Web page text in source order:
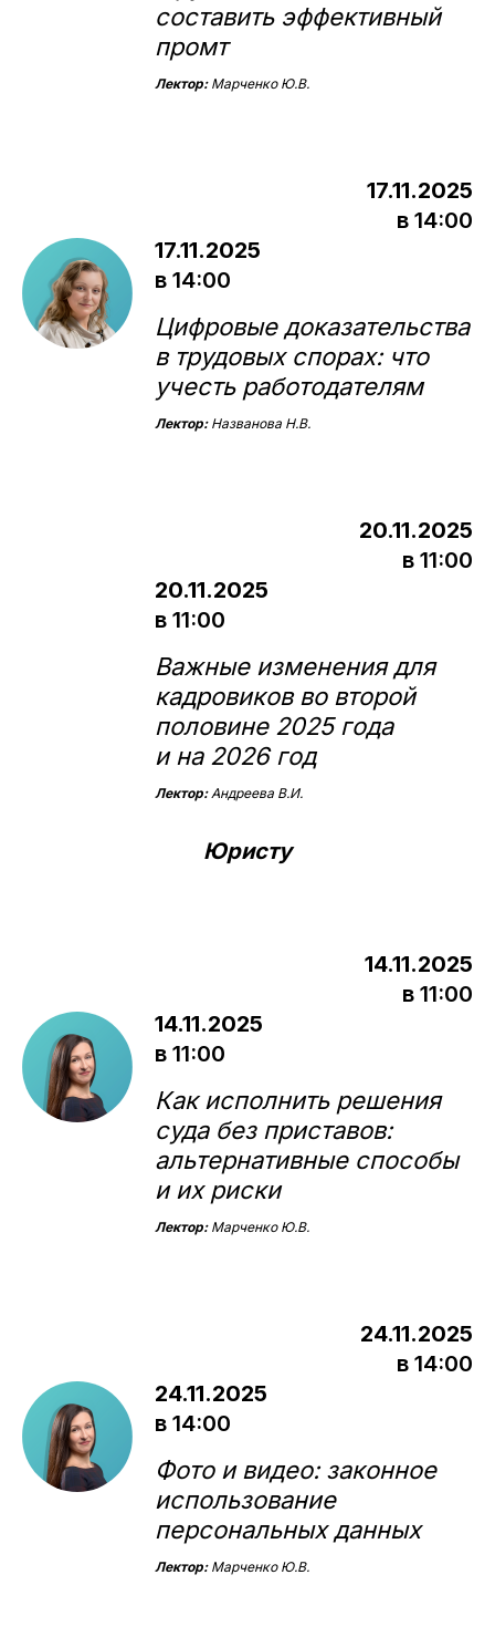
составить эффективный
промт
Лектор:Марченко Ю.В.
17.11.2025
в 14:00
17.11.2025
в 14:00
Цифровые доказательства
в трудовых спорах: что
учесть работодателям
Лектор:Названова Н.В.
20.11.2025
в 11:00
20.11.2025
в 11:00
Важные изменения для
кадровиков во второй
половине 2025 года
и на 2026 год
Лектор:Андреева В.И.
Юристу
14.11.2025
в 11:00
14.11.2025
в 11:00
Как исполнить решения
суда без приставов:
альтернативные способы
и их риски
Лектор:Марченко Ю.В.
24.11.2025
в 14:00
24.11.2025
в 14:00
Фото и видео: законное
использование
персональных данных
Лектор:Марченко Ю.В.